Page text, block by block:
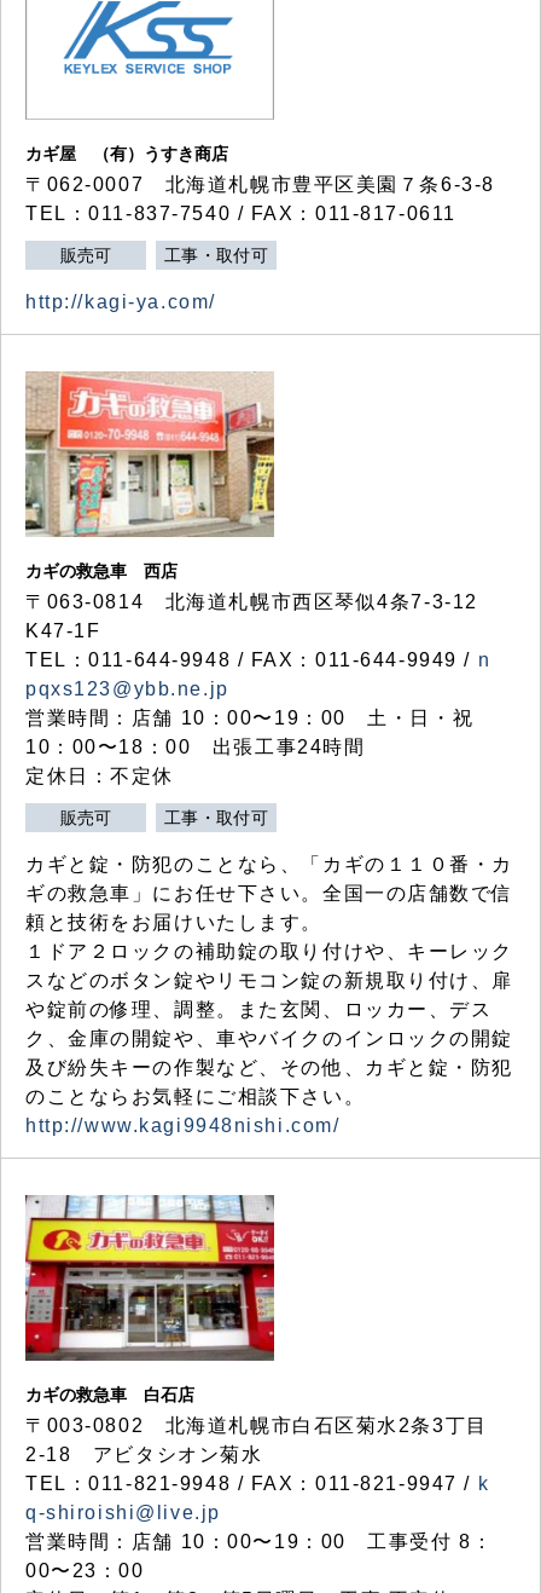
カギ屋 （有）うすき商店
〒062-0007 北海道札幌市豊平区美園７条6-3-8
TEL：011-837-7540 / FAX：011-817-0611
販売可 工事・取付可
http://kagi-ya.com/
カギの救急車 西店
〒063-0814 北海道札幌市西区琴似4条7-3-12
K47-1F
TEL：011-644-9948 / FAX：011-644-9949 / n
pqxs123@ybb.ne.jp
営業時間：店舗 10：00〜19：00 土・日・祝
10：00〜18：00 出張工事24時間
定休日：不定休
販売可 工事・取付可
カギと錠・防犯のことなら、「カギの１１０番・カ
ギの救急車」にお任せ下さい。全国一の店舗数で信
頼と技術をお届けいたします。
１ドア２ロックの補助錠の取り付けや、キーレック
スなどのボタン錠やリモコン錠の新規取り付け、扉
や錠前の修理、調整。また玄関、ロッカー、デス
ク、金庫の開錠や、車やバイクのインロックの開錠
及び紛失キーの作製など、その他、カギと錠・防犯
のことならお気軽にご相談下さい。
http://www.kagi9948nishi.com/
カギの救急車 白石店
〒003-0802 北海道札幌市白石区菊水2条3丁目
2-18 アビタシオン菊水
TEL：011-821-9948 / FAX：011-821-9947 / k
q-shiroishi@live.jp
営業時間：店舗 10：00〜19：00 工事受付 8：
00〜23：00